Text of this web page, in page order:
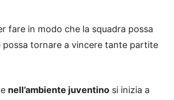
fare in modo che la squadra possa
possa tornare a vincere tante partite
nell’ambiente juventino si inizia a